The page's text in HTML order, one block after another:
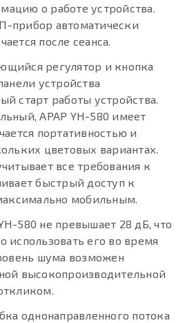
о работе устройства.
прибор автоматически
после сеанса.
регулятор и кнопка
устройства
старт работы устройства.
APAP YH-580 имеет
портативностью и
цветовых вариантах.
все требования к
быстрый доступ к
мобильным.
580 не превышает 28 дБ, что
использовать его во время
шума возможен
высокопроизводительной
однонаправленного потока